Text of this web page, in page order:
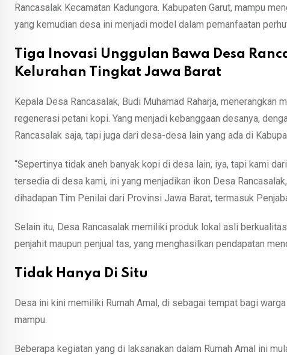
Rancasalak Kecamatan Kadungora. Kabupaten Garut, mampu
yang kemudian desa ini menjadi model dalam pemanfaatan
Tiga Inovasi Unggulan Bawa Desa
Kelurahan Tingkat Jawa Barat
Kepala Desa Rancasalak, Budi Muhamad Raharja,
regenerasi petani kopi. Yang menjadi kebanggaan desanya,
Rancasalak saja, tapi juga dari desa-desa lain yang ada di
“Sepertinya tidak aneh banyak kopi di desa lain, iya, tapi kami
tersedia di desa kami, ini yang menjadikan ikon Desa
dihadapan Tim Penilai dari Provinsi Jawa Barat, termasuk
Selain itu, Desa Rancasalak memiliki produk lokal asli
penjahit maupun penjual tas, yang menghasilkan pendapatan
Tidak Hanya Di Situ
Desa ini kini memiliki Rumah Amal, di sebagai tempat bagi
mampu.
Beberapa kegiatan yang di laksanakan dalam Rumah Amal ini